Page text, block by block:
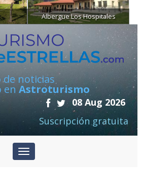
Albergue Los Hospitales
noticias
en Astroturismo
08 Aug 2026
Suscripción gratuita